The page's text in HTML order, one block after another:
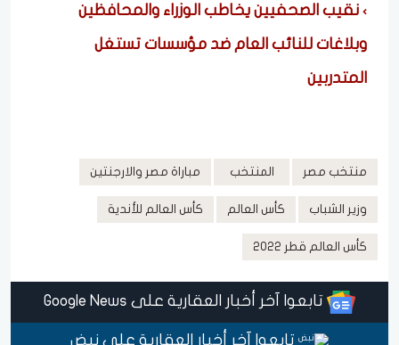
نقيب الصحفيين يخاطب الوزراء والمحافظين
وبلاغات للنائب العام ضد مؤسسات تستغل
المتدربين
منتخب مصر المنتخب مباراة مصر والارجنتين
وزير الشباب كأس العالم كأس العالم للأندية
كأس العالم قطر 2022
تابعوا آخر أخبار العقارية على Google News
تابعوا آخر أخبار العقارية على نبض